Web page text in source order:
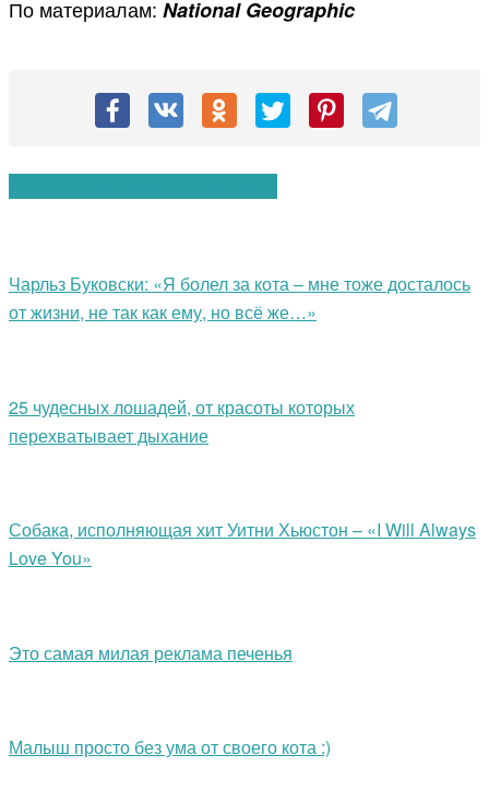
По материалам: National Geographic
Чарльз Буковски: «Я болел за кота – мне тоже досталось
от жизни, не так как ему, но всё же…»
25 чудесных лошадей, от красоты которых
перехватывает дыхание
Собака, исполняющая хит Уитни Хьюстон – «I Will Always
Love You»
Это самая милая реклама печенья
Малыш просто без ума от своего кота :)